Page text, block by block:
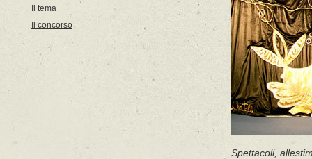
Il tema
Il concorso
Spettacoli,